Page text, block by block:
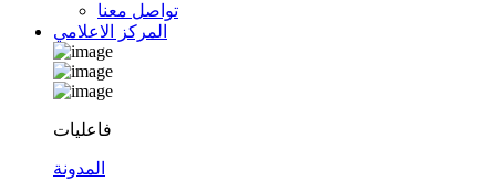
تواصل معنا
المركز الاعلامي
فاعليات
المدونة